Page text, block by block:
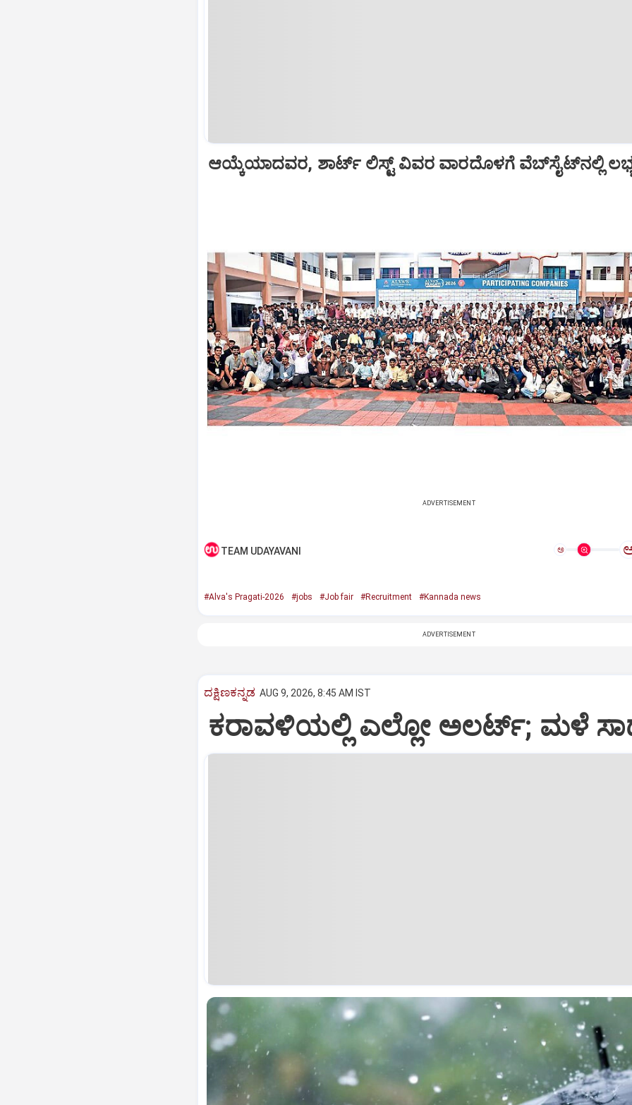
ಆಯ್ಕೆಯಾದವರ, ಶಾರ್ಟ್‌ ಲಿಸ್ಟ್‌ ವಿವರ ವಾರದೊಳಗೆ ವೆಬ್‌ಸೈಟ್‌ನಲ್ಲಿ
ADVERTISEMENT
TEAM UDAYAVANI ಅ
#Alva's Pragati-2026 #jobs #Job fair #Recruitment #Kannada news
ADVERTISEMENT
ದಕ್ಷಿಣಕನ್ನಡ AUG 9, 2026, 8:45 AM IST
ಕರಾವಳಿಯಲ್ಲಿ ಎಲ್ಲೋ ಅಲರ್ಟ್‌; ಮಳೆ